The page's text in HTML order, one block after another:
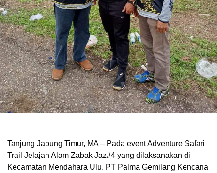
Tanjung Jabung Timur, MA – Pada event Adventure Safari
Trail Jelajah Alam Zabak Jaz#4 yang dilaksanakan di
Kecamatan Mendahara Ulu. PT Palma Gemilang Kencana